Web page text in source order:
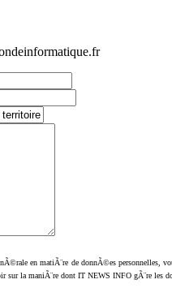
en matiÃ¨re de donnÃ©es personnelles,
sur la maniÃ¨re dont IT NEWS INFO gÃ¨re les